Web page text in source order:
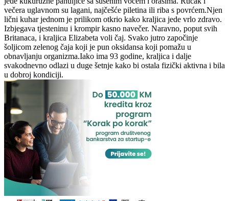
večera uglavnom su lagani, najčešće piletina ili riba s povrćem.Njen
lični kuhar jednom je prilikom otkrio kako kraljica jede vrlo zdravo.
Izbjegava tjesteninu i krompir kasno navečer. Naravno, poput svih
Britanaca, i kraljica Elizabeta voli čaj. Svako jutro započinje
šoljicom zelenog čaja koji je pun oksidansa koji pomažu u
obnavljanju organizma.Iako ima 93 godine, kraljica i dalje
svakodnevno odlazi u duge šetnje kako bi ostala fizički aktivna i bila
u dobroj kondiciji.